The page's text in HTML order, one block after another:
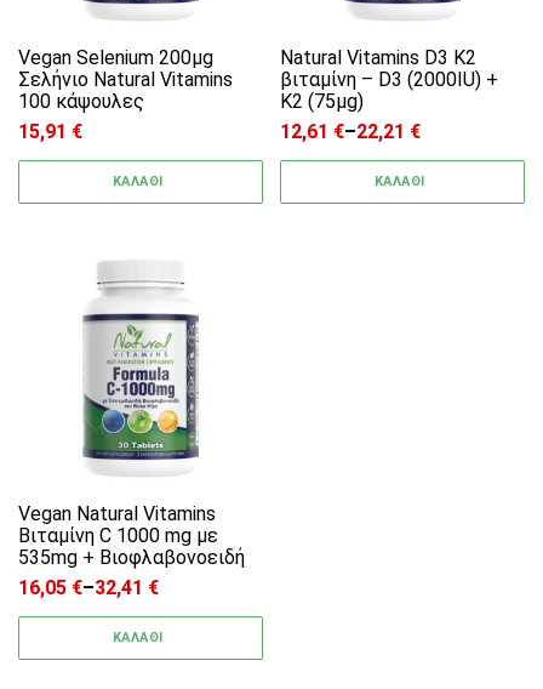
Vegan Selenium 200μg
Σελήνιο Natural Vitamins
100 κάψουλες
15,91 €
ΚΑΛΑΘΙ
Natural Vitamins D3 K2
βιταμίνη – D3 (2000IU) +
K2 (75μg)
12,61 €–22,21 €
Price range: 12,61 € through
ΚΑΛΑΘΙ
Vegan Natural Vitamins
Βιταμίνη C 1000 mg με
535mg + Bιοφλαβονοειδή
16,05 €–32,41 €
Price range: 16,05 € through 32,41 €
ΚΑΛΑΘΙ
Αυτό το προϊόν έχει πολλαπλές